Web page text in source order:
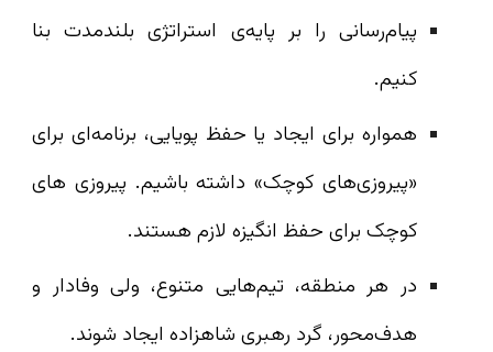
پیام‌رسانی را بر پایه‌ی استراتژی بلندمدت بنا
کنیم.
همواره برای ایجاد یا حفظ پویایی، برنامه‌ای برای
«پیروزی‌های کوچک» داشته باشیم. پیروزی های
کوچک برای حفظ انگیزه لازم هستند.
در هر منطقه، تیم‌هایی متنوع، ولی وفادار و
هدف‌محور، گرد رهبری شاهزاده ایجاد شوند.